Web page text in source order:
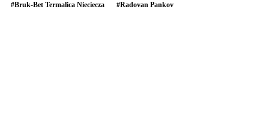
#Bruk-Bet Termalica Nieciecza #Radovan Pankov